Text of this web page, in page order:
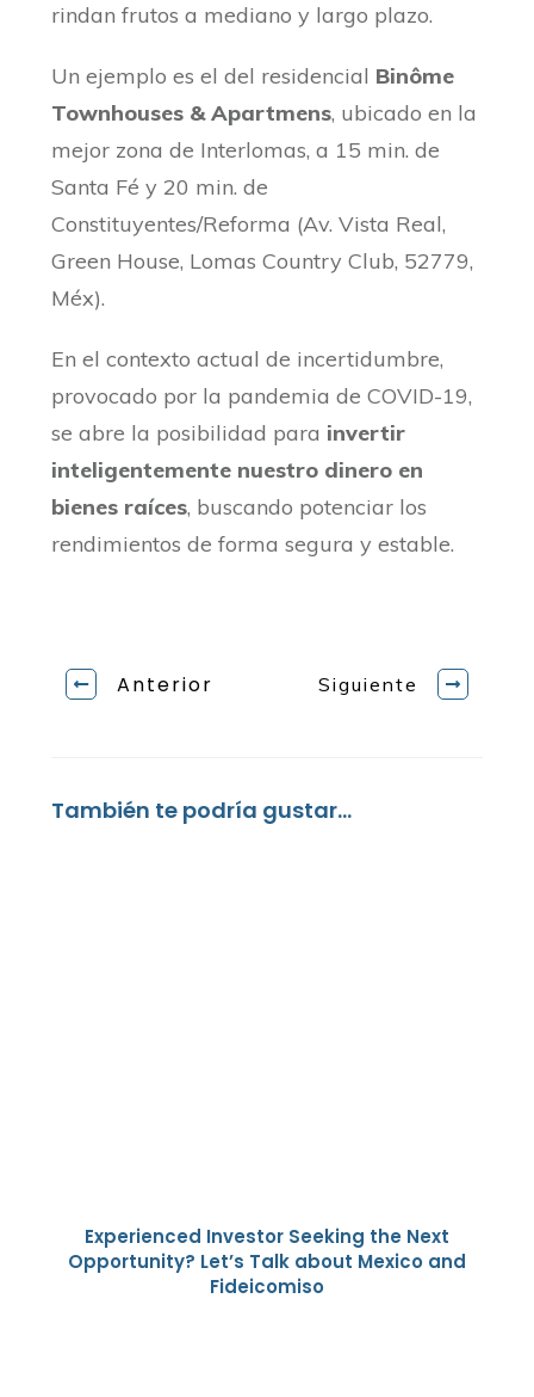
rindan frutos a mediano y largo plazo.
Un ejemplo es el del residencial Binôme
Townhouses & Apartmens, ubicado en la
mejor zona de Interlomas, a 15 min. de
Santa Fé y 20 min. de
Constituyentes/Reforma (Av. Vista Real,
Green House, Lomas Country Club, 52779,
Méx).
En el contexto actual de incertidumbre,
provocado por la pandemia de COVID-19,
se abre la posibilidad para invertir
inteligentemente nuestro dinero en
bienes raíces, buscando potenciar los
rendimientos de forma segura y estable.
Anterior Siguiente
También te podría gustar...
Experienced Investor Seeking the Next
Opportunity? Let’s Talk about Mexico and
Fideicomiso